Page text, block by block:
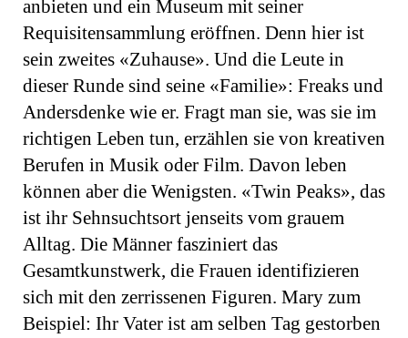
anbieten und ein Museum mit seiner
Requisitensammlung eröffnen. Denn hier ist
sein zweites «Zuhause». Und die Leute in
dieser Runde sind seine «Familie»: Freaks und
Andersdenke wie er. Fragt man sie, was sie im
richtigen Leben tun, erzählen sie von kreativen
Berufen in Musik oder Film. Davon leben
können aber die Wenigsten. «Twin Peaks», das
ist ihr Sehnsuchtsort jenseits vom grauem
Alltag. Die Männer fasziniert das
Gesamtkunstwerk, die Frauen identifizieren
sich mit den zerrissenen Figuren. Mary zum
Beispiel: Ihr Vater ist am selben Tag gestorben